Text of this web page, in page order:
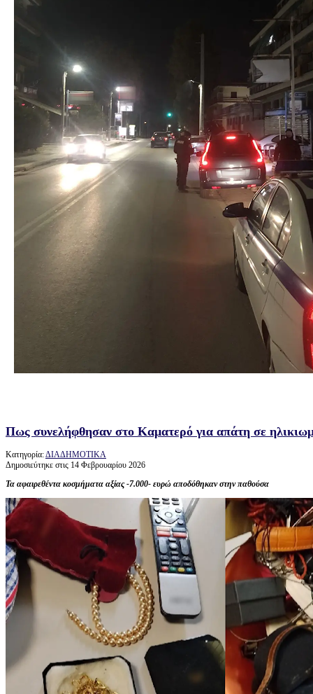
Πως συνελήφθησαν στο Καματερό για απάτη σε
Κατηγορία:ΔΙΑΔΗΜΟΤΙΚΑ
Δημοσιεύτηκε στις 14 Φεβρουαρίου 2026
Τα αφαιρεθέντα κοσμήματα αξίας -7.000- ευρώ αποδόθηκαν στην παθούσα